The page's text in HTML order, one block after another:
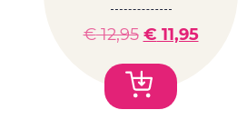
€12,95 € 11,95